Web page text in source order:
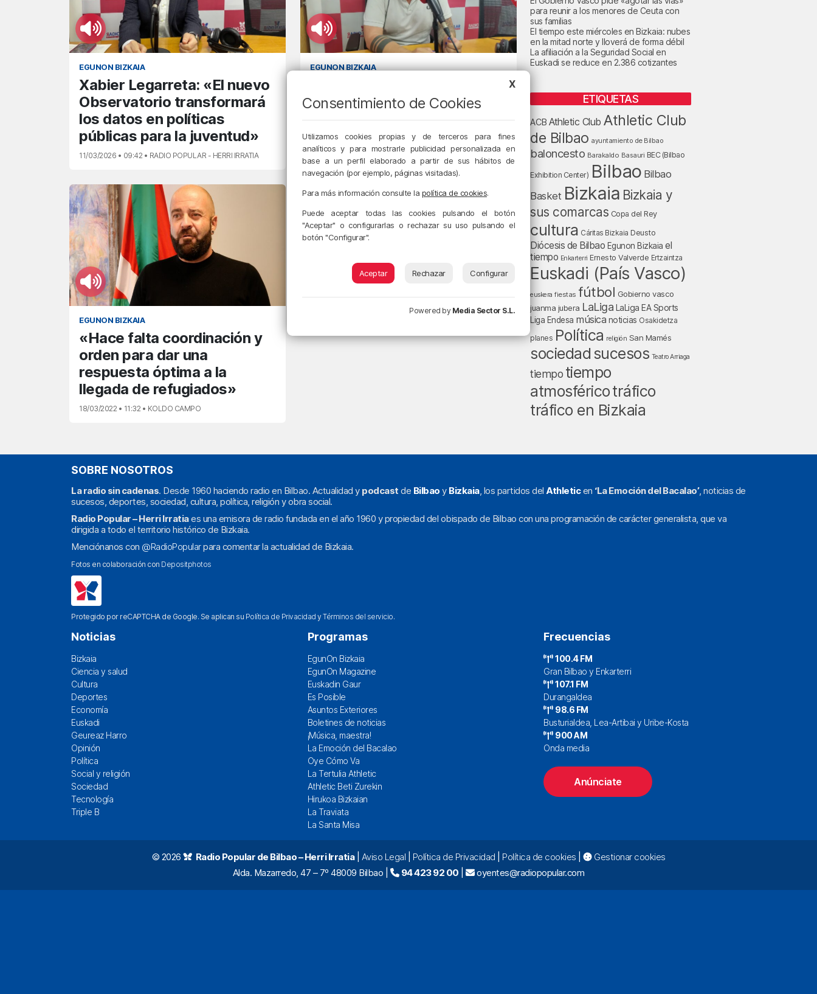
EGUNON BIZKAIA
Xabier Legarreta: «El nuevo
Observatorio transformará
los datos en políticas
públicas para la juventud»
11/03/2026 • 09:42 • RADIO POPULAR - HERRI IRRATIA
EGUNON BIZKAIA
cumplido los objetivos
propuestos por el Gobierno
Vasco»
6/09/2023 • 08:58 • RADIO POPULAR - HERRI IRRATIA
EGUNON BIZKAIA
«Hace falta coordinación y
orden para dar una
respuesta óptima a la
llegada de refugiados»
18/03/2022 • 11:32 • KOLDO CAMPO
para reunir a los menores de Ceuta con
sus familias
El tiempo este miércoles en Bizkaia: nubes
en la mitad norte y lloverá de forma débil
La afiliación a la Seguridad Social en
Euskadi se reduce en 2.386 cotizantes
ETIQUETAS
ACB Athletic Club Athletic Club
de Bilbao ayuntamiento de Bilbao
baloncesto Barakaldo Basauri BEC (Bilbao
Exhibition Center) Bilbao Bilbao
Basket Bizkaia Bizkaia y
sus comarcas Copa del Rey
cultura Cáritas Bizkaia Deusto
Diócesis de Bilbao Egunon Bizkaia el
tiempo Enkarterri Ernesto Valverde Ertzaintza
Euskadi (País Vasco)
euskera fiestas fútbol Gobierno vasco
juanma jubera LaLiga LaLiga EA Sports
Liga Endesa música noticias Osakidetza
planes Política religión San Mamés
sociedad sucesos Teatro Arriaga
tiempo tiempo
atmosféricotráfico
tráfico en Bizkaia
SOBRE NOSOTROS
La radio sin cadenas. Desde 1960 haciendo radio en Bilbao. Actualidad y podcast de Bilbao y Bizkaia, los partidos del Athleticen ‘La Emoción del Bacalao’, noticias de
sucesos, deportes, sociedad, cultura, política, religión y obra social.
Radio Popular – Herri Irratiaes una emisora de radio fundada en el año 1960 y propiedad del obispado de Bilbao con una programación de carácter generalista, que va
dirigida a todo el territorio histórico de Bizkaia.
Menciónanos con @RadioPopularpara comentar la actualidad de Bizkaia.
Fotos en colaboración con Depositphotos
Protegido por reCAPTCHA de Google. Se aplican su Política de Privacidad yTérminos del servicio.
Noticias
Bizkaia
Ciencia y salud
Cultura
Deportes
Economía
Euskadi
Geureaz Harro
Opinión
Política
Social y religión
Sociedad
Tecnología
Triple B
Programas
EgunOn Bizkaia
EgunOn Magazine
Euskadin Gaur
Es Posible
Asuntos Exteriores
Boletines de noticias
¡Música, maestra!
La Emoción del Bacalao
Oye Cómo Va
La Tertulia Athletic
Athletic Beti Zurekin
Hirukoa Bizkaian
La Traviata
La Santa Misa
Frecuencias
100.4 FM
Gran Bilbao y Enkarterri
107.1 FM
Durangaldea
98.6 FM
Busturialdea, Lea-Artibai y Uribe-Kosta
900 AM
Onda media
Anúnciate
© 2026 Radio Popular de Bilbao – Herri Irratia| Aviso Legal Política de Privacidad Política de cookies
Gestionar cookies
Alda. Mazarredo, 47 – 7º 48009 Bilbao |
94 423 92 00 | oyentes@radiopopular.com
X
Consentimiento de Cookies
Utilizamos cookies propias y de terceros para fines
analíticos y para mostrarle publicidad personalizada en
base a un perfil elaborado a partir de sus hábitos de
navegación (por ejemplo, páginas visitadas).
Para más información consulte la política de cookies.
Puede aceptar todas las cookies pulsando el botón
"Aceptar" o configurarlas o rechazar su uso pulsando el
botón "Configurar".
Aceptar Rechazar Configurar
Powered by Media Sector S.L.